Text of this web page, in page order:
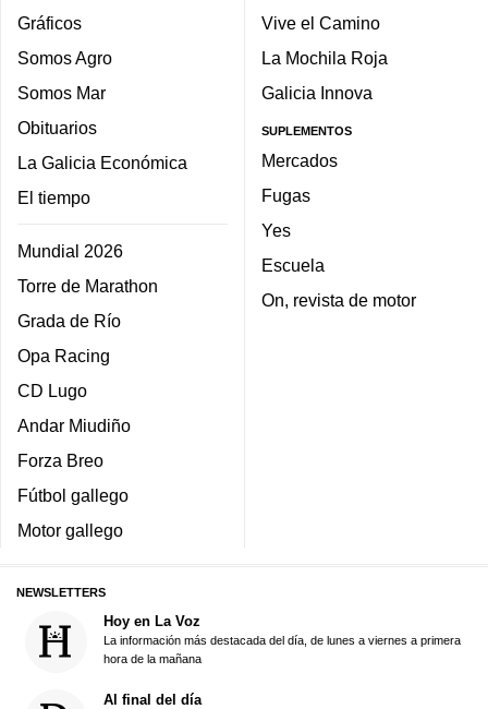
Gráficos
Somos Agro
Somos Mar
Obituarios
La Galicia Económica
El tiempo
Mundial 2026
Torre de Marathon
Grada de Río
Opa Racing
CD Lugo
Andar Miudiño
Forza Breo
Fútbol gallego
Motor gallego
Vive el Camino
La Mochila Roja
Galicia Innova
SUPLEMENTOS
Mercados
Fugas
Yes
Escuela
On, revista de motor
NEWSLETTERS
Hoy en La Voz
La información más destacada del día, de lunes a viernes a primera
hora de la mañana
Al final del día